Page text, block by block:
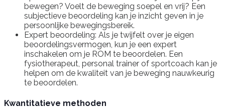
bewegen? Voelt de beweging soepel en vrij? Een
subjectieve beoordeling kan je inzicht geven in je
persoonlijke bewegingsbereik.
Expert beoordeling: Als je twijfelt over je eigen
beoordelingsvermogen, kun je een expert
inschakelen om je ROM te beoordelen. Een
fysiotherapeut, personal trainer of sportcoach kan je
helpen om de kwaliteit van je beweging nauwkeurig
te beoordelen.
Kwantitatieve methoden